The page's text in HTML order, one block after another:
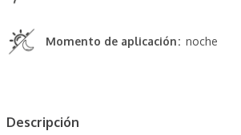
Momento de aplicación noche
Descripción